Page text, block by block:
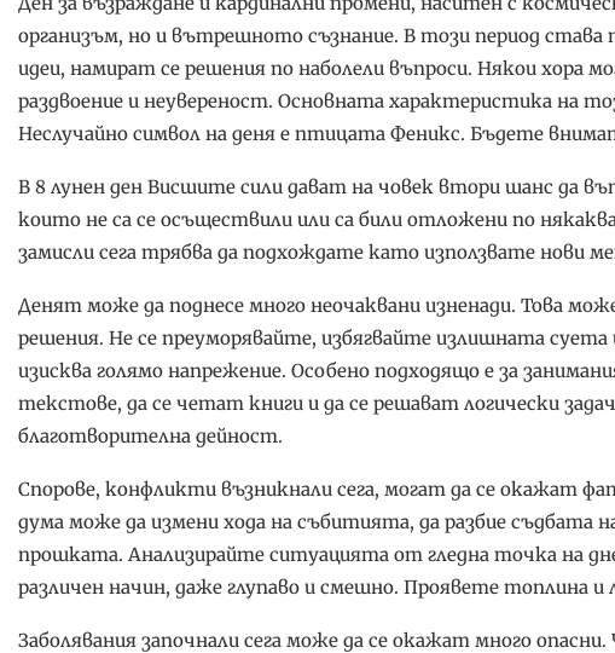
организъм, но и вътрешното съзнание. В този период става
идеи, намират се решения по наболели въпроси. Някои хора
раздвоение и неувереност. Основната характеристика на
Неслучайно символ на деня е птицата Феникс. Бъдете
В 8 лунен ден Висшите сили дават на човек втори шанс да
които не са се осъществили или са били отложени по
замисли сега трябва да подхождате като използвате нови
Денят може да поднесе много неочаквани изненади. Това
решения. Не се преуморявайте, избягвайте излишната
изисква голямо напрежение. Особено подходящо е за
текстове, да се четат книги и да се решават логически
благотворителна дейност.
Спорове, конфликти възникнали сега, могат да се окажат
дума може да измени хода на събитията, да разбие съдбата
прошката. Анализирайте ситуацията от гледна точка на
различен начин, даже глупаво и смешно. Проявете топлина
Заболявания започнали сега може да се окажат много